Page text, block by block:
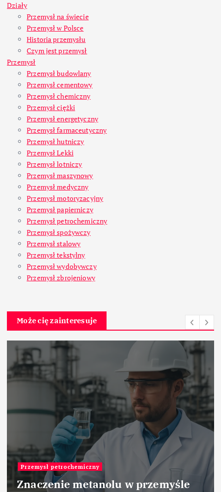
Działy
Przemysł na świecie
Przemysł w Polsce
Historia przemysłu
Czym jest przemysł
Przemysł
Przemysł budowlany
Przemysł cementowy
Przemysł chemiczny
Przemysł ciężki
Przemysł energetyczny
Przemysł farmaceutyczny
Przemysł hutniczy
Przemysł Lekki
Przemysł lotniczy
Przemysł maszynowy
Przemysł medyczny
Przemysł motoryzacyjny
Przemysł papierniczy
Przemysł petrochemiczny
Przemysł spożywczy
Przemysł stalowy
Przemysł tekstylny
Przemysł wydobywczy
Przemysł zbrojeniowy
Może cię zainteresuje
przemyśle
Największe
Największe zakłady
plazmowych